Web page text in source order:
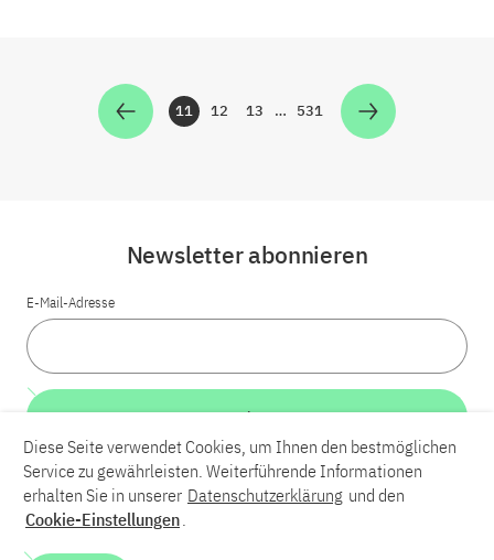
Zur Seite
11 Zur Seite
12 Zur Seite
13 … Zur Seite
531
LinkedInBlueskyYouTube
Newsletter abonnieren
E-Mail-Adresse
Weiter
Diese Seite verwendet Cookies, um Ihnen den bestmöglichen
Service zu gewährleisten. Weiterführende Informationen
erhalten Sie in unserer Datenschutzerklärung und den
Cookie-Einstellungen.